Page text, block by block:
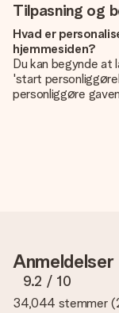
Tilpasning og
Hvad er
hjemmesiden?
Du kan begynde at
'start
personliggøre
Er
Prisen der vises
om kvaliteten af dit
kundeservice og
du er interesseret
dig!
Anmeldelser
9.2 / 10
34,044 stemmer(